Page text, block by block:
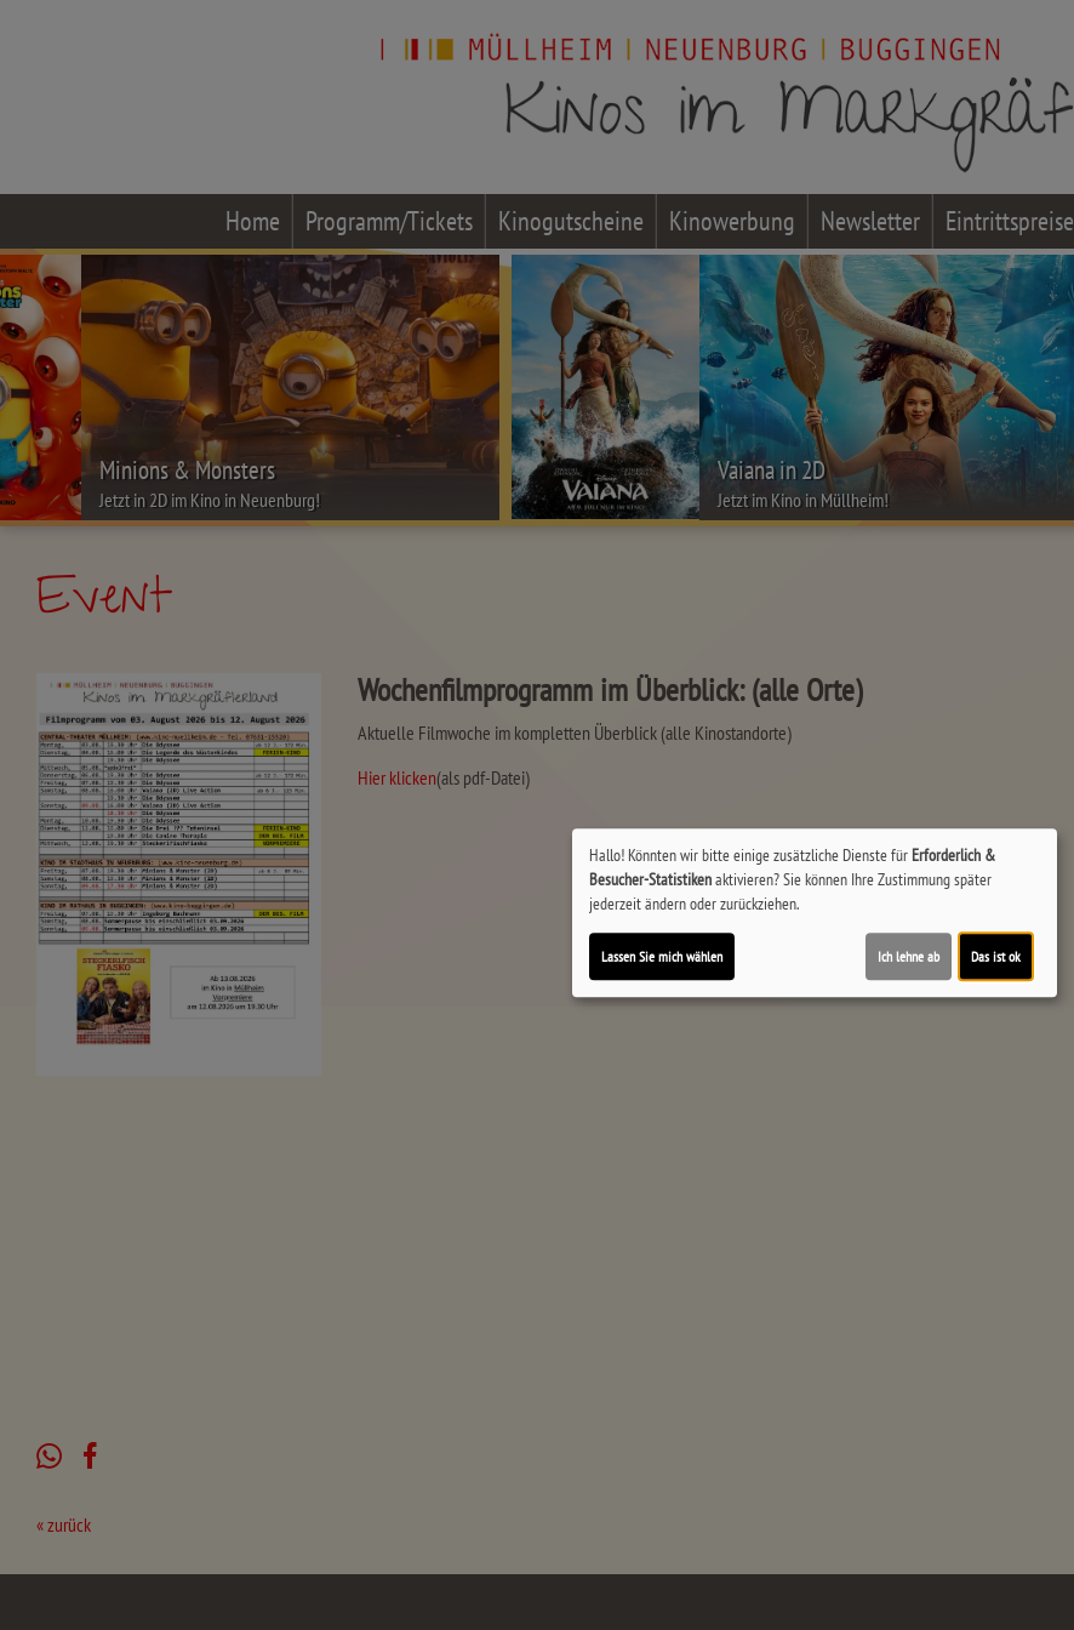
Home Programm/Tickets Kinogutscheine Kinowerbung Newsletter Eintrittspreise
Minions & Monsters
Jetzt in 2D im Kino in Neuenburg!
Vaiana in 2D
Jetzt im Kino in Müllheim!
Event
Wochenfilmprogramm im Überblick: (alle Orte)
Aktuelle Filmwoche im kompletten Überblick (alle Kinostandorte)
Hier klicken(als pdf-Datei)
« zurück
Hallo! Könnten wir bitte einige zusätzliche Dienste für Erforderlich &
Besucher-Statistikenaktivieren? Sie können Ihre Zustimmung später
jederzeit ändern oder zurückziehen.
Lassen Sie mich wählen Ich lehne ab Das ist ok